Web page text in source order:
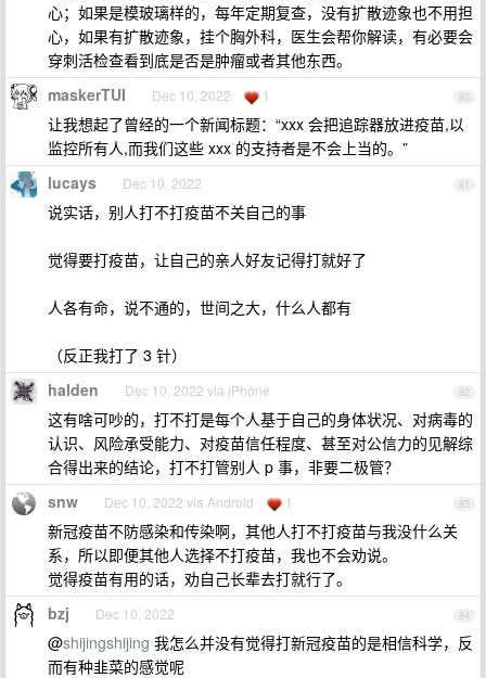
心；如果是模玻璃样的，每年定期复查，没有扩散迹象也不用担
心，如果有扩散迹象，挂个胸外科，医生会帮你解读，有必要会
穿刺活检查看到底是否是肿瘤或者其他东西。
80
maskerTUI Dec 10, 2022 1
让我想起了曾经的一个新闻标题：“xxx 会把追踪器放进疫苗,以
监控所有人,而我们这些 xxx 的支持者是不会上当的。”
81
lucays Dec 10, 2022
说实话，别人打不打疫苗不关自己的事
觉得要打疫苗，让自己的亲人好友记得打就好了
人各有命，说不通的，世间之大，什么人都有
（反正我打了 3 针）
82
halden Dec 10, 2022 via iPhone
这有啥可吵的，打不打是每个人基于自己的身体状况、对病毒的
认识、风险承受能力、对疫苗信任程度、甚至对公信力的见解综
合得出来的结论，打不打管别人 p 事，非要二极管？
83
snw Dec 10, 2022 via Android 1
新冠疫苗不防感染和传染啊，其他人打不打疫苗与我没什么关
系，所以即便其他人选择不打疫苗，我也不会劝说。
觉得疫苗有用的话，劝自己长辈去打就行了。
84
bzj Dec 10, 2022
@shijingshijing 我怎么并没有觉得打新冠疫苗的是相信科学，反
而有种韭菜的感觉呢